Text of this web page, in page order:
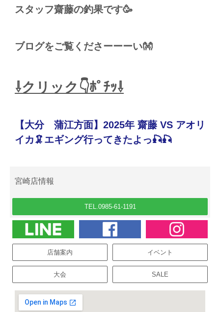
スタッフ齋藤の釣果です🥳
ブログをご覧くださーーーい👐
⇩クリック👇ﾎﾟﾁｯ⇩
【大分 蒲江方面】2025年 齋藤 VS アオリ
イカ🦑エギング行ってきたよっ🎣🎣
宮崎店情報
TEL.0985-61-1191
店舗案内 イベント
大会 SALE